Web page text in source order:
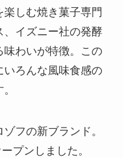
しむ焼き菓子専門
、イズニー社の発酵
わいが特徴。この
ろんな風味食感の
フの新ブランド。
プンしました。